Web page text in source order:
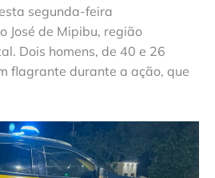
segunda-feira
José de Mipibu, região
Dois homens, de 40 e 26
flagrante durante a ação, que